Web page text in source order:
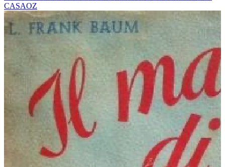
CASAOZ